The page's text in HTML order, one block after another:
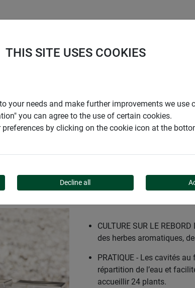
CULTURE SUR LE
des herbes aromatiques,
PRATIQUE - Les cavités
répartition de l’eau et
accueillir 24 plants.
THIS SITE USES COOKIES
your needs and make further improvements we use
you can agree to the use of certain cookies.
by clicking on the cookie icon at the
Decline all